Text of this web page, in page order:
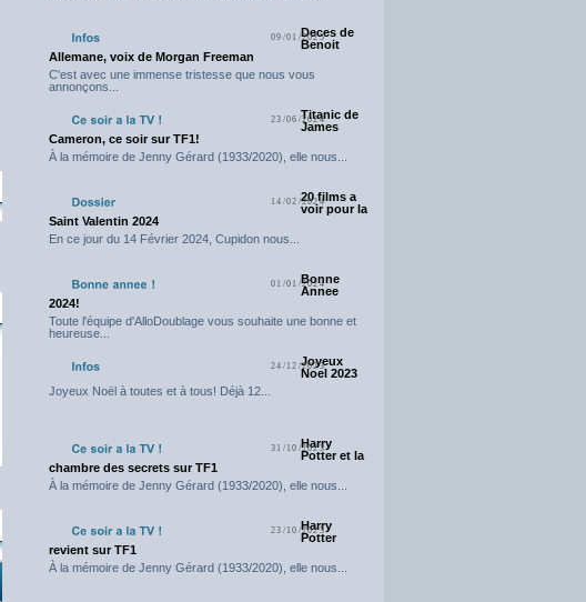
09/01/2025Deces de
Benoit
Allemane, voix de Morgan Freeman
C'est avec une immense tristesse que nous vous
annonçons...
23/06/2024Titanic de
James
Cameron, ce soir sur TF1!
À la mémoire de Jenny Gérard (1933/2020), elle nous...
14/02/202420 films a
voir pour la
Saint Valentin 2024
En ce jour du 14 Février 2024, Cupidon nous...
01/01/2024
Bonne
Annee
2024!
Toute l'équipe d'AlloDoublage vous souhaite une bonne et
heureuse...
24/12/2023
Joyeux
Noel 2023
Joyeux Noël à toutes et à tous! Déjà 12...
31/10/2023
Harry
Potter et la
chambre des secrets sur TF1
À la mémoire de Jenny Gérard (1933/2020), elle nous...
23/10/2023
Harry
Potter
revient sur TF1
À la mémoire de Jenny Gérard (1933/2020), elle nous...